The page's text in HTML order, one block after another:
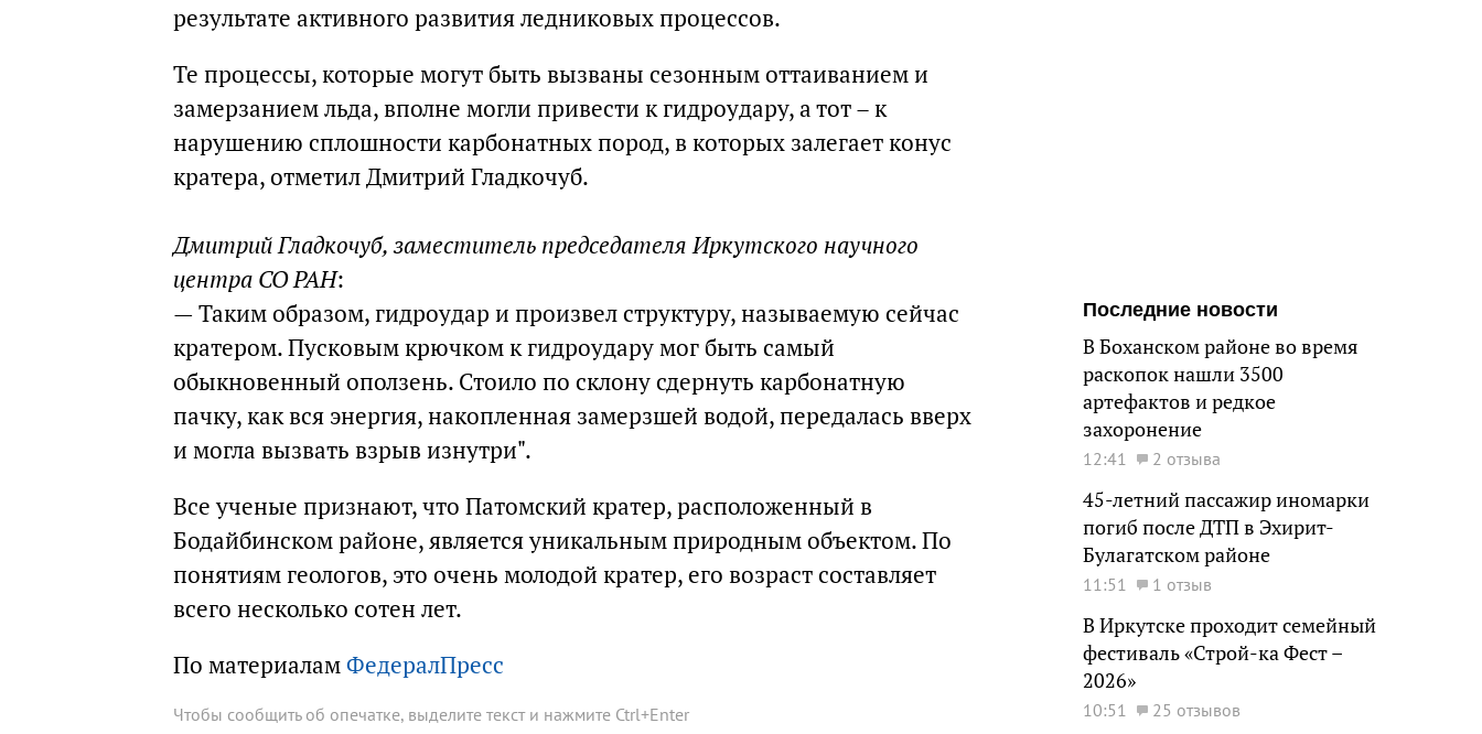
результате активного развития ледниковых процессов.
Те процессы, которые могут быть вызваны сезонным оттаиванием и
замерзанием льда, вполне могли привести к гидроудару, а тот – к
нарушению сплошности карбонатных пород, в которых залегает конус
кратера, отметил Дмитрий Гладкочуб.
Дмитрий Гладкочуб, заместитель председателя Иркутского научного
центра СО РАН:
— Таким образом, гидроудар и произвел структуру, называемую сейчас
кратером. Пусковым крючком к гидроудару мог быть самый
обыкновенный оползень. Стоило по склону сдернуть карбонатную
пачку, как вся энергия, накопленная замерзшей водой, передалась вверх
и могла вызвать взрыв изнутри".
Все ученые признают, что Патомский кратер, расположенный в
Бодайбинском районе, является уникальным природным объектом. По
понятиям геологов, это очень молодой кратер, его возраст составляет
всего несколько сотен лет.
По материаламФедералПресс
Чтобы сообщить об опечатке, выделите текст и нажмите Ctrl+Enter
Последние новости
В Боханском районе во время
раскопок нашли 3500
артефактов и редкое
захоронение
12:41 2 отзыва
45-летний пассажир иномарки
погиб после ДТП в Эхирит-
Булагатском районе
11:51 1 отзыв
В Иркутске проходит семейный
фестиваль «Строй-ка Фест –
2026»
10:51 25 отзывов